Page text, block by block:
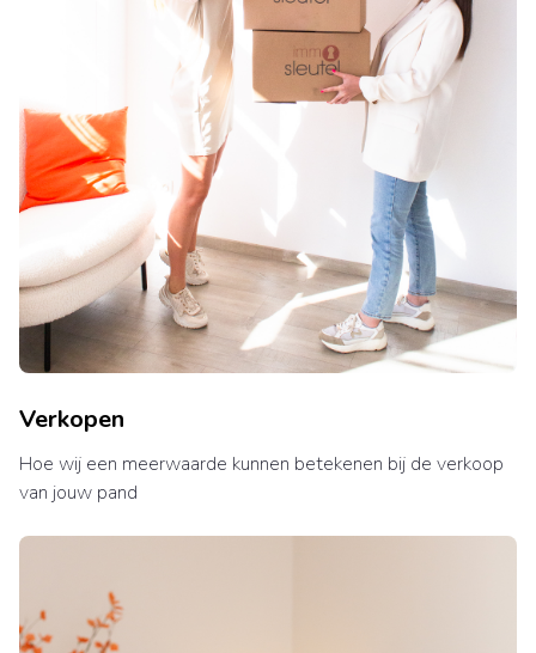
Verkopen
Hoe wij een meerwaarde kunnen betekenen bij de verkoop
van jouw pand